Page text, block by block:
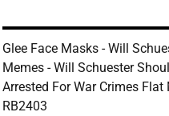
Glee Face Masks - Will
Memes - Will Schuester
Arrested For War Crimes Flat
RB2403